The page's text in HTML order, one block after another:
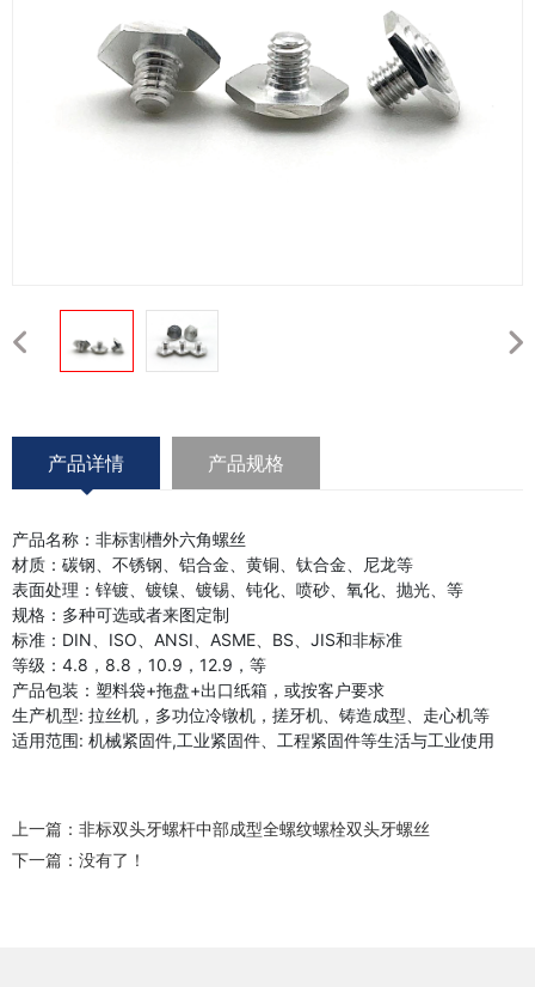
产品详情 产品规格
产品名称：非标割槽外六角螺丝
材质：碳钢、不锈钢、铝合金、黄铜、钛合金、尼龙等
表面处理：锌镀、镀镍、镀锡、钝化、喷砂、氧化、抛光、等
规格：多种可选或者来图定制
标准：DIN、ISO、ANSI、ASME、BS、JIS和非标准
等级：4.8，8.8，10.9，12.9，等
产品包装：塑料袋+拖盘+出口纸箱，或按客户要求
生产机型: 拉丝机，多功位冷镦机，搓牙机、铸造成型、走心机等
适用范围: 机械紧固件,工业紧固件、工程紧固件等生活与工业使用
上一篇： 非标双头牙螺杆中部成型全螺纹螺栓双头牙螺丝
下一篇：没有了！